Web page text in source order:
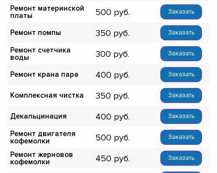
Ремонт материнской
платы
500 Заказать
Ремонт помпы 350 Заказать
Ремонт счетчика
воды
300 Заказать
Ремонт крана пара 400 Заказать
Комплексная чистка 350 Заказать
Декальцинация 400 Заказать
Ремонт двигателя
кофемолки
500 Заказать
Ремонт жерновов
кофемолки
450 Заказать